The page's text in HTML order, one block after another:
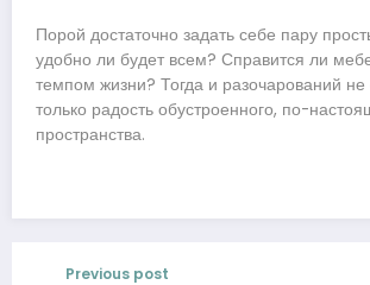
Порой достаточно задать себе пару
удобно ли будет всем? Справится ли
темпом жизни? Тогда и разочарований не
только радость обустроенного, по-
пространства.
Previous post